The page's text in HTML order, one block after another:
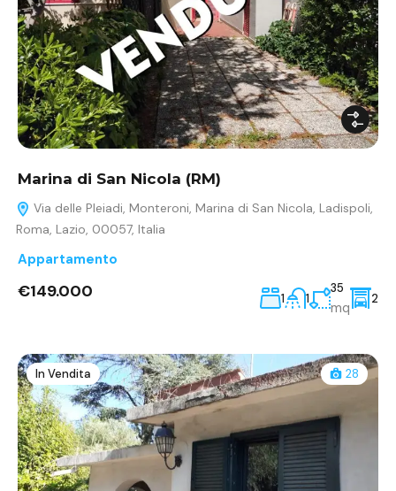
Marina di San Nicola (RM)
Via delle Pleiadi, Monteroni, Marina di San Nicola, Ladispoli,
Roma, Lazio, 00057, Italia
Appartamento
€149.000 1 1
35
mq
2
In Vendita 28